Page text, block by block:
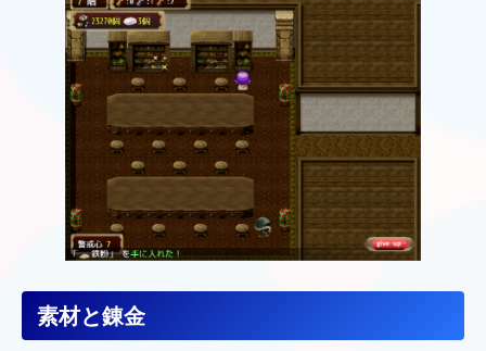
素材と錬金